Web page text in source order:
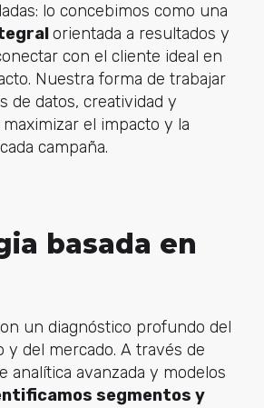
lo concebimos como una
orientada a resultados y
con el cliente ideal en
Nuestra forma de trabajar
de datos, creatividad y
el impacto y la
campaña.
basada en
un diagnóstico profundo del
y del mercado. A través de
analítica avanzada y modelos
segmentos y